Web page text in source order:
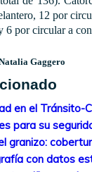
12 por
6 por circular a
Gaggero
en el Tránsito-
para su
granizo:
con datos